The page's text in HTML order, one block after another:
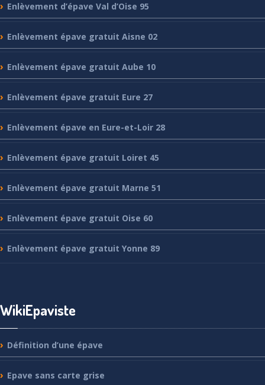
Enlèvement d’épave Val d’Oise 95
Enlèvement épave gratuit Aisne 02
Enlèvement épave gratuit Aube 10
Enlèvement épave gratuit Eure 27
Enlèvement épave en Eure-et-Loir 28
Enlèvement épave gratuit Loiret 45
Enlèvement épave gratuit Marne 51
Enlèvement épave gratuit Oise 60
Enlèvement épave gratuit Yonne 89
WikiEpaviste
Définition d’une épave
Epave sans carte grise